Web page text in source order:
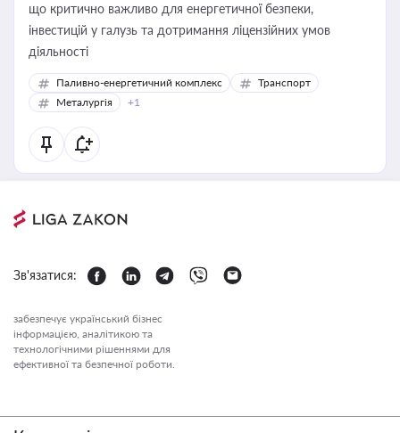
що критично важливо для енергетичної безпеки,
інвестицій у галузь та дотримання ліцензійних умов
діяльності
Паливно-енергетичний комплекс
Транспорт
Металургія
+1
Зв'язатися:
забезпечує український бізнес
інформацією, аналітикою та
технологічними рішеннями для
ефективної та безпечної роботи.